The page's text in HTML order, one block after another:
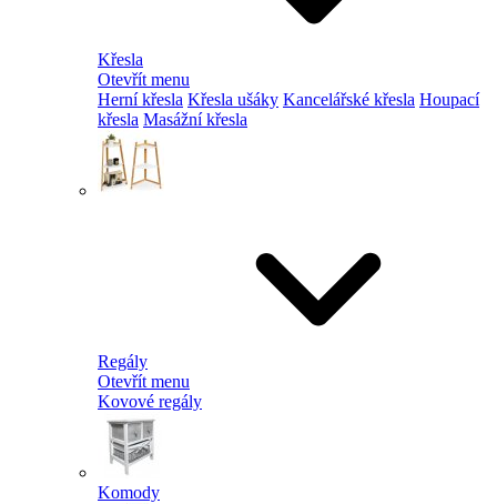
Křesla
Otevřít menu
Herní křesla Křesla ušáky Kancelářské křesla Houpací
křesla Masážní křesla
Regály
Otevřít menu
Kovové regály
Komody